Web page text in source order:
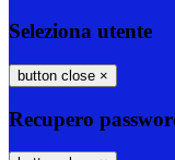
Seleziona utente
button close ×
Recupero